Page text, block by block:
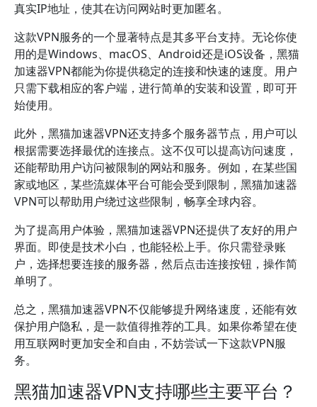
真实IP地址，使其在访问网站时更加匿名。
这款VPN服务的一个显著特点是其多平台支持。无论你使
用的是Windows、macOS、Android还是iOS设备，黑猫
加速器VPN都能为你提供稳定的连接和快速的速度。用户
只需下载相应的客户端，进行简单的安装和设置，即可开
始使用。
此外，黑猫加速器VPN还支持多个服务器节点，用户可以
根据需要选择最优的连接点。这不仅可以提高访问速度，
还能帮助用户访问被限制的网站和服务。例如，在某些国
家或地区，某些流媒体平台可能会受到限制，黑猫加速器
VPN可以帮助用户绕过这些限制，畅享全球内容。
为了提高用户体验，黑猫加速器VPN还提供了友好的用户
界面。即使是技术小白，也能轻松上手。你只需登录账
户，选择想要连接的服务器，然后点击连接按钮，操作简
单明了。
总之，黑猫加速器VPN不仅能够提升网络速度，还能有效
保护用户隐私，是一款值得推荐的工具。如果你希望在使
用互联网时更加安全和自由，不妨尝试一下这款VPN服
务。
黑猫加速器VPN支持哪些主要平台？